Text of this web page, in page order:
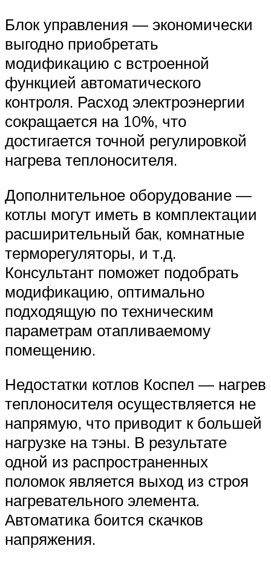
Блок управления — экономически
выгодно приобретать
модификацию с встроенной
функцией автоматического
контроля. Расход электроэнергии
сокращается на 10%, что
достигается точной регулировкой
нагрева теплоносителя.
Дополнительное оборудование —
котлы могут иметь в комплектации
расширительный бак, комнатные
терморегуляторы, и т.д.
Консультант поможет подобрать
модификацию, оптимально
подходящую по техническим
параметрам отапливаемому
помещению.
Недостатки котлов Коспел — нагрев
теплоносителя осуществляется не
напрямую, что приводит к большей
нагрузке на тэны. В результате
одной из распространенных
поломок является выход из строя
нагревательного элемента.
Автоматика боится скачков
напряжения.